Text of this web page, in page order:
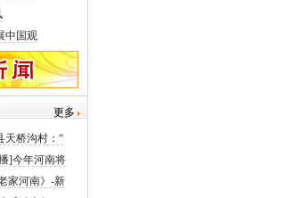
中国观
更多
天桥沟村：“
]今年河南将
家河南》-新